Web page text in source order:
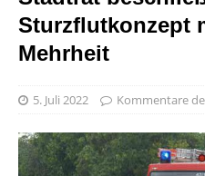
Sturzflutkonzept
Mehrheit
5. Juli 2022 Kommentare